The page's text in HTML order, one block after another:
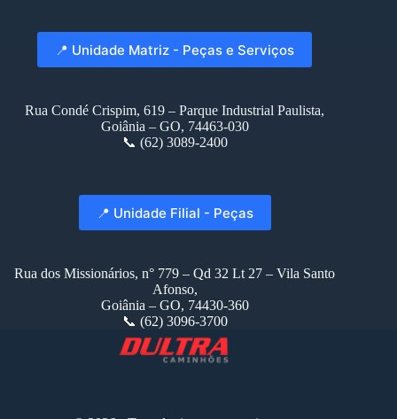
📍 Unidade Matriz - Peças e Serviços
Rua Condé Crispim, 619 – Parque Industrial Paulista,
Goiânia – GO, 74463-030
📞 (62) 3089-2400
📍 Unidade Filial - Peças
Rua dos Missionários, n° 779 – Qd 32 Lt 27 – Vila Santo
Afonso,
Goiânia – GO, 74430-360
📞 (62) 3096-3700